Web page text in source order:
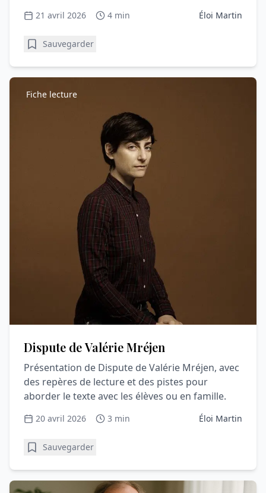
21 avril 2026 4 min Éloi Martin
Sauvegarder
Fiche lecture
Dispute de Valérie Mréjen
Présentation de Dispute de Valérie Mréjen, avec
des repères de lecture et des pistes pour
aborder le texte avec les élèves ou en famille.
20 avril 2026 3 min Éloi Martin
Sauvegarder